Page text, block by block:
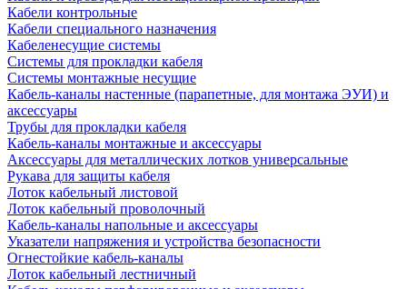
Кабели контрольные
Кабели специального назначения
Кабеленесущие системы
Системы для прокладки кабеля
Системы монтажные несущие
Кабель-каналы настенные (парапетные, для монтажа ЭУИ) и
аксессуары
Трубы для прокладки кабеля
Кабель-каналы монтажные и аксессуары
Аксессуары для металлических лотков универсальные
Рукава для защиты кабеля
Лоток кабельный листовой
Лоток кабельный проволочный
Кабель-каналы напольные и аксессуары
Указатели напряжения и устройства безопасности
Огнестойкие кабель-каналы
Лоток кабельный лестничный